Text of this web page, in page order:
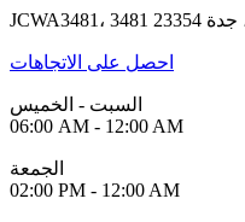
احصل على الاتجاهات
السبت - الخميس
06:00 AM - 12:00 AM
الجمعة
02:00 PM - 12:00 AM